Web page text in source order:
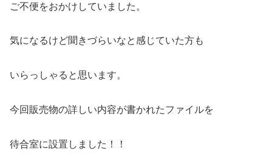
ご不便をおかけしていました。
気になるけど聞きづらいなと感じていた方も
いらっしゃると思います。
今回販売物の詳しい内容が書かれたファイルを
待合室に設置しました！！